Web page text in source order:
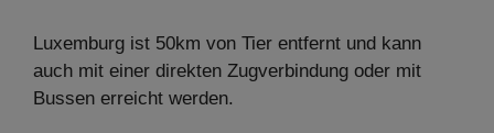
Luxemburg ist 50km von Tier entfernt und kann
auch mit einer direkten Zugverbindung oder mit
Bussen erreicht werden.